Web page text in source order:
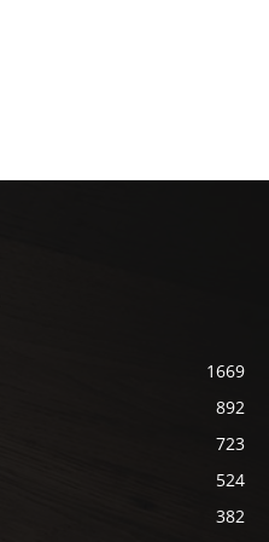
1669
892
723
524
382